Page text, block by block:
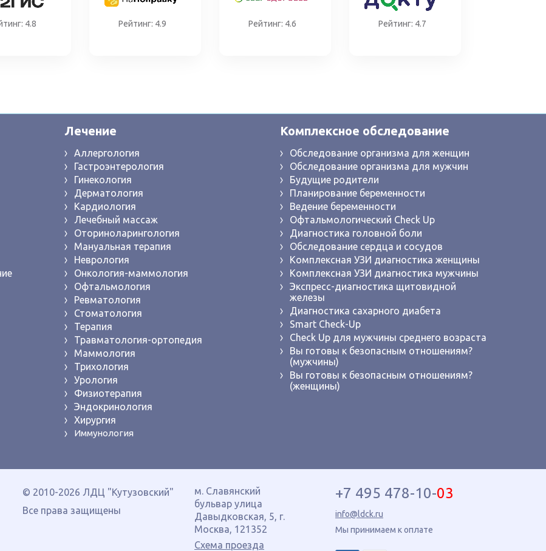
4.8 Рейтинг: 4.9 Рейтинг: 4.6 Рейтинг: 4.7
Лечение
Аллергология
Гастроэнтерология
Гинекология
Дерматология
Кардиология
Лечебный массаж
Оториноларингология
Мануальная терапия
Неврология
Онкология-маммология
Офтальмология
Ревматология
Стоматология
Терапия
Травматология-ортопедия
Маммология
Трихология
Урология
Физиотерапия
Эндокринология
Хирургия
Иммунология
Комплексное обследование
Обследование организма для женщин
Обследование организма для мужчин
Будущие родители
Планирование беременности
Ведение беременности
Офтальмологический Check Up
Диагностика головной боли
Обследование сердца и сосудов
Комплексная УЗИ диагностика женщины
Комплексная УЗИ диагностика мужчины
Экспресс-диагностика щитовидной
железы
Диагностика сахарного диабета
Smart Check-Up
Check Up для мужчины среднего возраста
Вы готовы к безопасным отношениям?
(мужчины)
Вы готовы к безопасным отношениям?
(женщины)
© 2010-2026 ЛДЦ "Кутузовский"
Все права защищены
+7 495 478-10-03
info@ldck.ru
Мы принимаем к оплате
м. Славянский
бульвар улица
Давыдковская, 5, г.
Москва, 121352
Схема проезда